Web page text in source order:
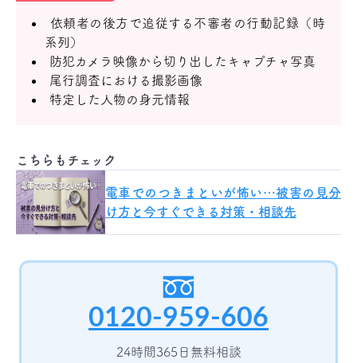
依頼者の後方で追従する不審者の行動記録（時
系列）
防犯カメラ映像から切り出したキャプチャ写真
尾行調査における撮影画像
特定した人物の身元情報
こちらもチェック
電車でのつきまといが怖い…被害の見分
け方と今すぐできる対策・相談先
0120-959-606
24時間365日無料相談